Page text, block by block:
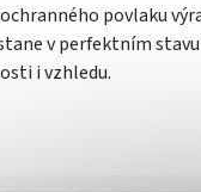
povlaku
v perfektním
i vzhledu.